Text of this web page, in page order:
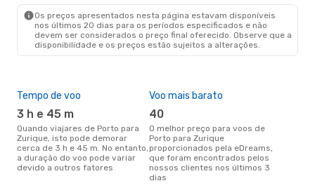
Os preços apresentados nesta página estavam disponíveis
nos últimos 20 dias para os períodos especificados e não
devem ser considerados o preço final oferecido. Observe que a
disponibilidade e os preços estão sujeitos a alterações.
Tempo de voo
3 h e 45 m
Quando viajares de Porto para
Zurique, isto pode demorar
cerca de 3 h e 45 m. No entanto,
a duração do voo pode variar
devido a outros fatores
Voo mais barato
40
O melhor preço para voos de
Porto para Zurique
proporcionados pela eDreams,
que foram encontrados pelos
nossos clientes nos últimos 3
dias